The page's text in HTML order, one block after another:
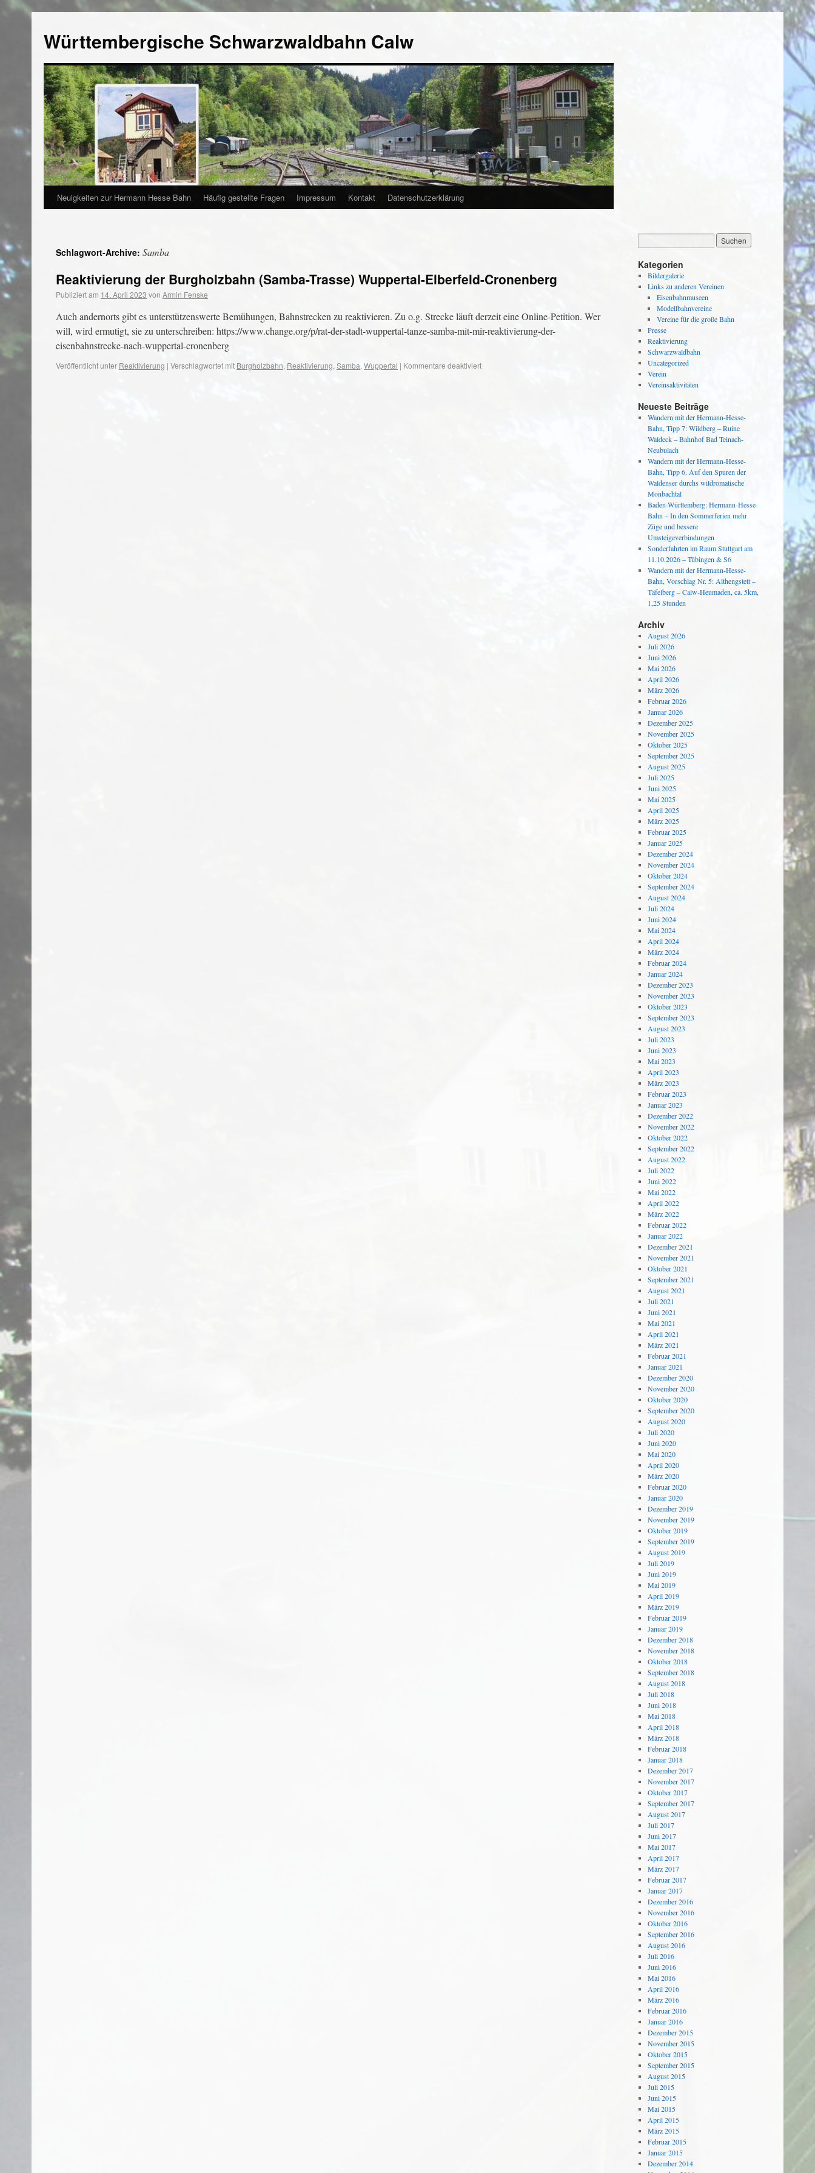
Württembergische Schwarzwaldbahn Calw
Neuigkeiten zur Hermann Hesse Bahn Häufig gestellte Fragen Impressum Kontakt Datenschutzerklärung
Schlagwort-Archive: Samba
Reaktivierung der Burgholzbahn (Samba-Trasse) Wuppertal-Elberfeld-Cronenberg
Publiziert am 14. April 2023 von Armin Fenske
Auch andernorts gibt es unterstützenswerte Bemühungen, Bahnstrecken zu reaktivieren. Zu o.g. Strecke läuft derzeit eine Online-Petition. Wer
will, wird ermutigt, sie zu unterschreiben: https://www.change.org/p/rat-der-stadt-wuppertal-tanze-samba-mit-mir-reaktivierung-der-
eisenbahnstrecke-nach-wuppertal-cronenberg
Veröffentlicht unter Reaktivierung | Verschlagwortet mit Burgholzbahn, Reaktivierung, Samba, Wuppertal | Kommentare deaktiviert
Kategorien
Bildergalerie
Links zu anderen Vereinen
Eisenbahnmuseen
Modellbahnvereine
Vereine für die große Bahn
Presse
Reaktivierung
Schwarzwaldbahn
Uncategorized
Verein
Vereinsaktivitäten
Neueste Beiträge
Wandern mit der Hermann-Hesse-
Bahn, Tipp 7: Wildberg – Ruine
Waldeck – Bahnhof Bad Teinach-
Neubulach
Wandern mit der Hermann-Hesse-
Bahn, Tipp 6. Auf den Spuren der
Waldenser durchs wildromatische
Monbachtal
Baden-Württemberg: Hermann-Hesse-
Bahn – In den Sommerferien mehr
Züge und bessere
Umsteigeverbindungen
Sonderfahrten im Raum Stuttgart am
11.10.2026 – Tübingen & S6
Wandern mit der Hermann-Hesse-
Bahn, Vorschlag Nr. 5: Althengstett –
Täfelberg – Calw-Heumaden, ca. 5km,
1,25 Stunden
Archiv
August 2026
Juli 2026
Juni 2026
Mai 2026
April 2026
März 2026
Februar 2026
Januar 2026
Dezember 2025
November 2025
Oktober 2025
September 2025
August 2025
Juli 2025
Juni 2025
Mai 2025
April 2025
März 2025
Februar 2025
Januar 2025
Dezember 2024
November 2024
Oktober 2024
September 2024
August 2024
Juli 2024
Juni 2024
Mai 2024
April 2024
März 2024
Februar 2024
Januar 2024
Dezember 2023
November 2023
Oktober 2023
September 2023
August 2023
Juli 2023
Juni 2023
Mai 2023
April 2023
März 2023
Februar 2023
Januar 2023
Dezember 2022
November 2022
Oktober 2022
September 2022
August 2022
Juli 2022
Juni 2022
Mai 2022
April 2022
März 2022
Februar 2022
Januar 2022
Dezember 2021
November 2021
Oktober 2021
September 2021
August 2021
Juli 2021
Juni 2021
Mai 2021
April 2021
März 2021
Februar 2021
Januar 2021
Dezember 2020
November 2020
Oktober 2020
September 2020
August 2020
Juli 2020
Juni 2020
Mai 2020
April 2020
März 2020
Februar 2020
Januar 2020
Dezember 2019
November 2019
Oktober 2019
September 2019
August 2019
Juli 2019
Juni 2019
Mai 2019
April 2019
März 2019
Februar 2019
Januar 2019
Dezember 2018
November 2018
Oktober 2018
September 2018
August 2018
Juli 2018
Juni 2018
Mai 2018
April 2018
März 2018
Februar 2018
Januar 2018
Dezember 2017
November 2017
Oktober 2017
September 2017
August 2017
Juli 2017
Juni 2017
Mai 2017
April 2017
März 2017
Februar 2017
Januar 2017
Dezember 2016
November 2016
Oktober 2016
September 2016
August 2016
Juli 2016
Juni 2016
Mai 2016
April 2016
März 2016
Februar 2016
Januar 2016
Dezember 2015
November 2015
Oktober 2015
September 2015
August 2015
Juli 2015
Juni 2015
Mai 2015
April 2015
März 2015
Februar 2015
Januar 2015
Dezember 2014